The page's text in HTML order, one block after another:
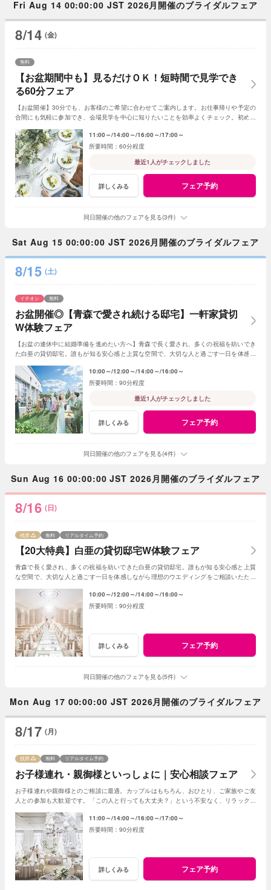
Fri Aug 14 00:00:00 JST 2026月開催のブライダルフェア
8/14 (金)
【お盆期間中も】見るだけＯＫ！短時間で見学でき
る60分フェア
無料
【お盆開催】30分でも、お客様のご希望に合わせてご案内します。お仕事帰りや予定の
合間にも気軽に参加でき、会場見学を中心に知りたいことを効率よくチェック。初めて
11:00～ 14:00～ 16:00～ 17:00～
60分程度
最近1人がチェックしました
詳しくみる フェア予約
同日開催の他のフェアを見る(3件)
Sat Aug 15 00:00:00 JST 2026月開催のブライダルフェア
8/15 (土)
お盆開催◎【青森で愛され続ける邸宅】一軒家貸切
W体験フェア
イチオシ 無料
【お盆の連休中に結婚準備を進めたい方へ】青森で長く愛され、多くの祝福を紡いでき
た白亜の貸切邸宅。誰もが知る安心感と上質な空間で、大切な人と過ごす一日を体感し
10:00～ 12:00～ 14:00～ 16:00～
90分程度
最近1人がチェックしました
詳しくみる フェア予約
同日開催の他のフェアを見る(4件)
Sun Aug 16 00:00:00 JST 2026月開催のブライダルフェア
8/16 (日)
【20大特典】白亜の貸切邸宅W体験フェア
残席 無料 リアルタイム予約
青森で長く愛され、多くの祝福を紡いできた白亜の貸切邸宅。誰もが知る安心感と上質
な空間で、大切な人と過ごす一日を体感しながら理想のウエディングをご相談いただけ
10:00～ 12:00～ 14:00～ 16:00～
90分程度
詳しくみる フェア予約
同日開催の他のフェアを見る(5件)
Mon Aug 17 00:00:00 JST 2026月開催のブライダルフェア
8/17 (月)
お子様連れ・親御様といっしょに｜安心相談フェア
残席 無料 リアルタイム予約
お子様連れや親御様とのご相談に最適。カップルはもちろん、おひとり、ご家族やご友
人との参加も大歓迎です。「この人と行っても大丈夫？」という不安なく、リラックス
11:00～ 14:00～ 16:00～ 17:00～
90分程度
詳しくみる フェア予約